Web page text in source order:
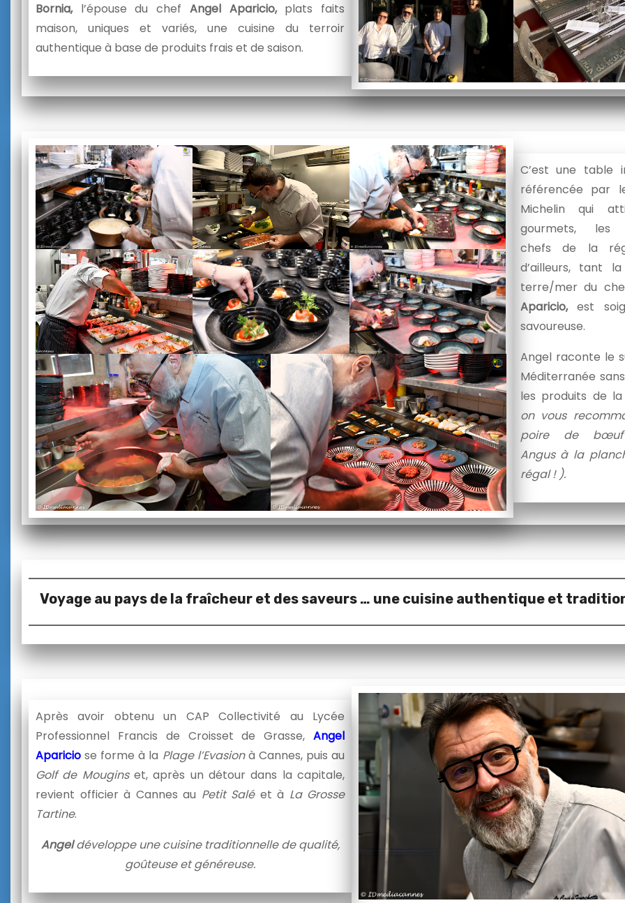
Bornia,l’épouse du chef Angel Aparicio,plats faits
maison, uniques et variés, une cuisine du terroir
authentique à base de produits frais et de saison.
C’est une table
référencée par
Michelin qui
gourmets, les
chefs de la
d’ailleurs, tant
terre/mer du
Aparicio,est
savoureuse.
Angel raconte le
Méditerranée
les produits de
on vous
poire de bœuf
Angus à la
régal ! ).
Voyage au pays de la fraîcheur et des saveurs … une cuisine authentique et
Après avoir obtenu un CAP Collectivité au Lycée
Professionnel Francis de Croisset de Grasse, Angel
Aparicio se forme à la Plage l’Evasionà Cannes, puis au
Golf de Mouginset, après un détour dans la capitale,
revient officier à Cannes au Petit Saléet à La Grosse
Tartine.
Angeldéveloppe une cuisine traditionnelle de qualité,
goûteuse et généreuse.